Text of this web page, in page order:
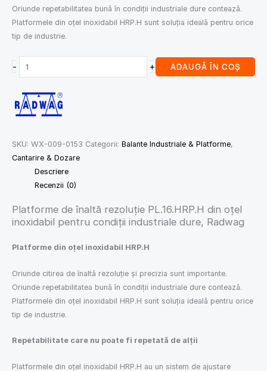
Oriunde repetabilitatea bună în condiții industriale dure contează.
Platformele din oțel inoxidabil HRP.H sunt soluția ideală pentru orice
tip de industrie.
- + ADAUGĂ ÎN COȘ
SKU: WX-009-0153 Categorii: Balante Industriale & Platforme,
Cantarire & Dozare
Descriere
Recenzii (0)
Platforme de înaltă rezoluție PL.16.HRP.H din oțel
inoxidabil pentru condiții industriale dure, Radwag
Platforme din oțel inoxidabil HRP.H
Oriunde citirea de înaltă rezoluție și precizia sunt importante.
Oriunde repetabilitatea bună în condiții industriale dure contează.
Platformele din oțel inoxidabil HRP.H sunt soluția ideală pentru orice
tip de industrie.
Repetabilitate care nu poate fi repetată de alții
Platformele din oțel inoxidabil HRP.H au un sistem de ajustare